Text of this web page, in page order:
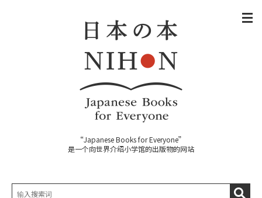
“Japanese Books for Everyone”
是一个向世界介绍小学馆的出版物的网站